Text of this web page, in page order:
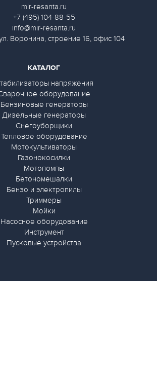
КАТАЛОГ
напряжения
оборудование
Бензиновые генераторы
Дизельные генераторы
Снегоуборщики
Тепловое оборудование
Мотокультиваторы
Газонокосилки
Мотопомпы
Бетономешалки
Бензо и электропилы
Триммеры
Мойки
Насосное оборудование
Инструмент
Пусковые устройства
mir-resanta.ru
+7 (495) 104-88-55
info@mir-resanta.ru
Воронина, строение 16, офис 104